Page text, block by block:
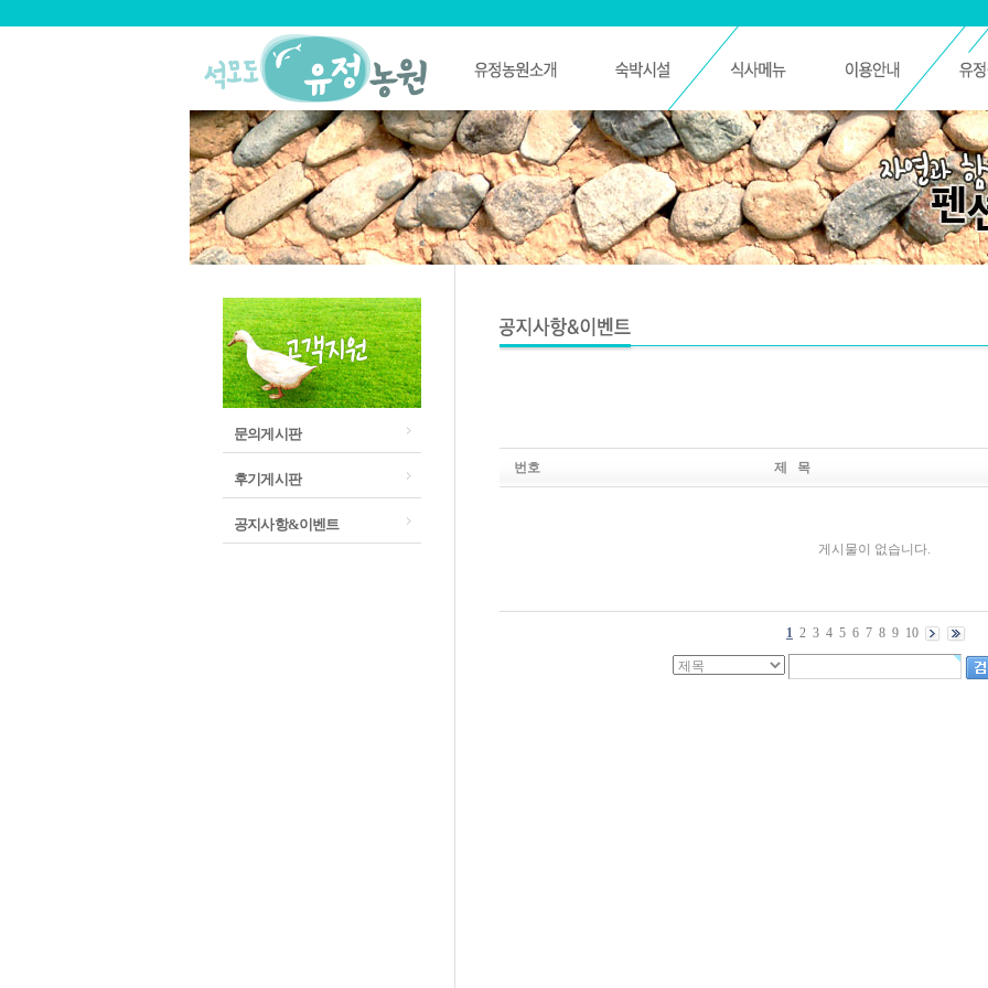
문의게시판
후기게시판
공지사항&이벤트
번호
제 목
게시물이 없습니다.
1 2 3 4 5 6 7 8 9 10